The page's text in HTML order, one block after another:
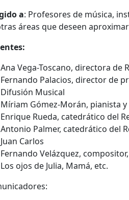
a: Profesores de música,
áreas que deseen
Ana Vega-Toscano, directora de
Fernando Palacios, director de
Difusión Musical
Míriam Gómez-Morán, pianista
Enrique Rueda, catedrático del
Antonio Palmer, catedrático del
Juan Carlos
Fernando Velázquez,
Los ojos de Julia, Mamá, etc.